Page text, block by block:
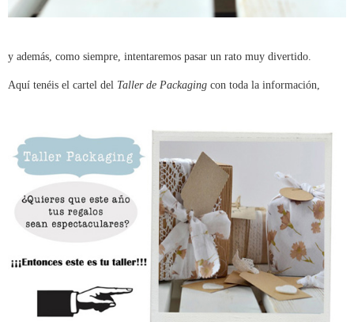
y además, como siempre, intentaremos pasar un rato muy divertido.
Aquí tenéis el cartel del Taller de Packaging con toda la información,